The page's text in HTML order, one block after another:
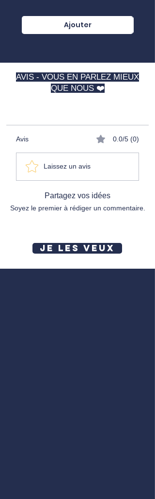
Ajouter
AVIS - VOUS EN PARLEZ MIEUX
QUE NOUS ❤️
Avis 0.0/5 (0)
Laissez un avis
Partagez vos idées
Soyez le premier à rédiger un commentaire.
JE LES VEUX